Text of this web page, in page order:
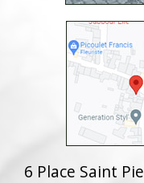
6 Place Saint